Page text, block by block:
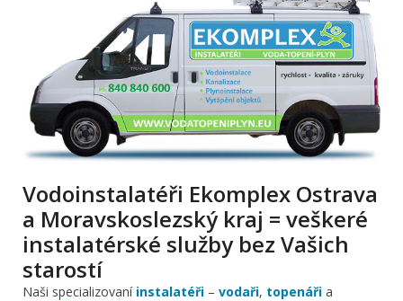
Vodoinstalatéři Ekomplex Ostrava
a Moravskoslezský kraj = veškeré
instalatérské služby bez Vašich
starostí
Naši specializovaní instalatéři – vodaři, topenáři a